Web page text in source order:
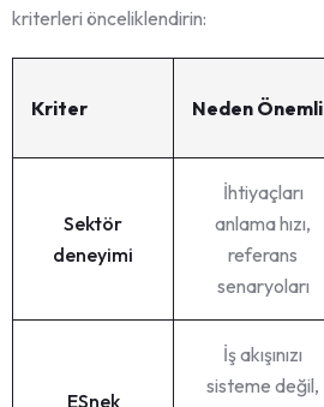
kriterleri önceliklendirin:
Kriter Neden Önemli
Sektör
deneyimi
İhtiyaçları
anlama hızı,
referans
senaryoları
ESnek
İş akışınızı
sisteme değil,